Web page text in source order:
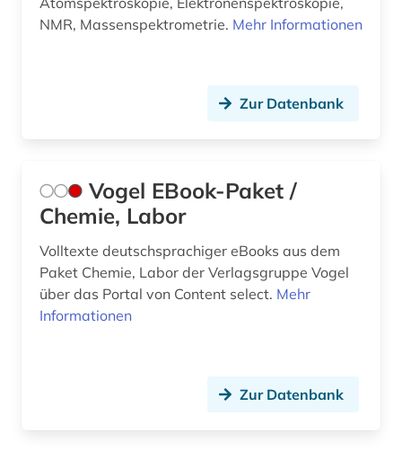
NMR, Massenspektrometrie. Mehr Informationen
Zur Datenbank
Vogel EBook-Paket /
Chemie, Labor
Volltexte deutschsprachiger eBooks aus dem
Paket Chemie, Labor der Verlagsgruppe Vogel
über das Portal von Content select. Mehr
Informationen
Zur Datenbank